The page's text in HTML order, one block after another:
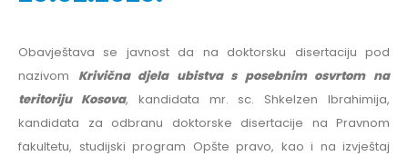
Obavještava se javnost da na doktorsku disertaciju pod
nazivom Krivična djela ubistva s posebnim osvrtom na
teritoriju Kosova, kandidata mr. sc. Shkelzen Ibrahimija,
kandidata za odbranu doktorske disertacije na Pravnom
fakultetu, studijski program Opšte pravo, kao i na izvještaj